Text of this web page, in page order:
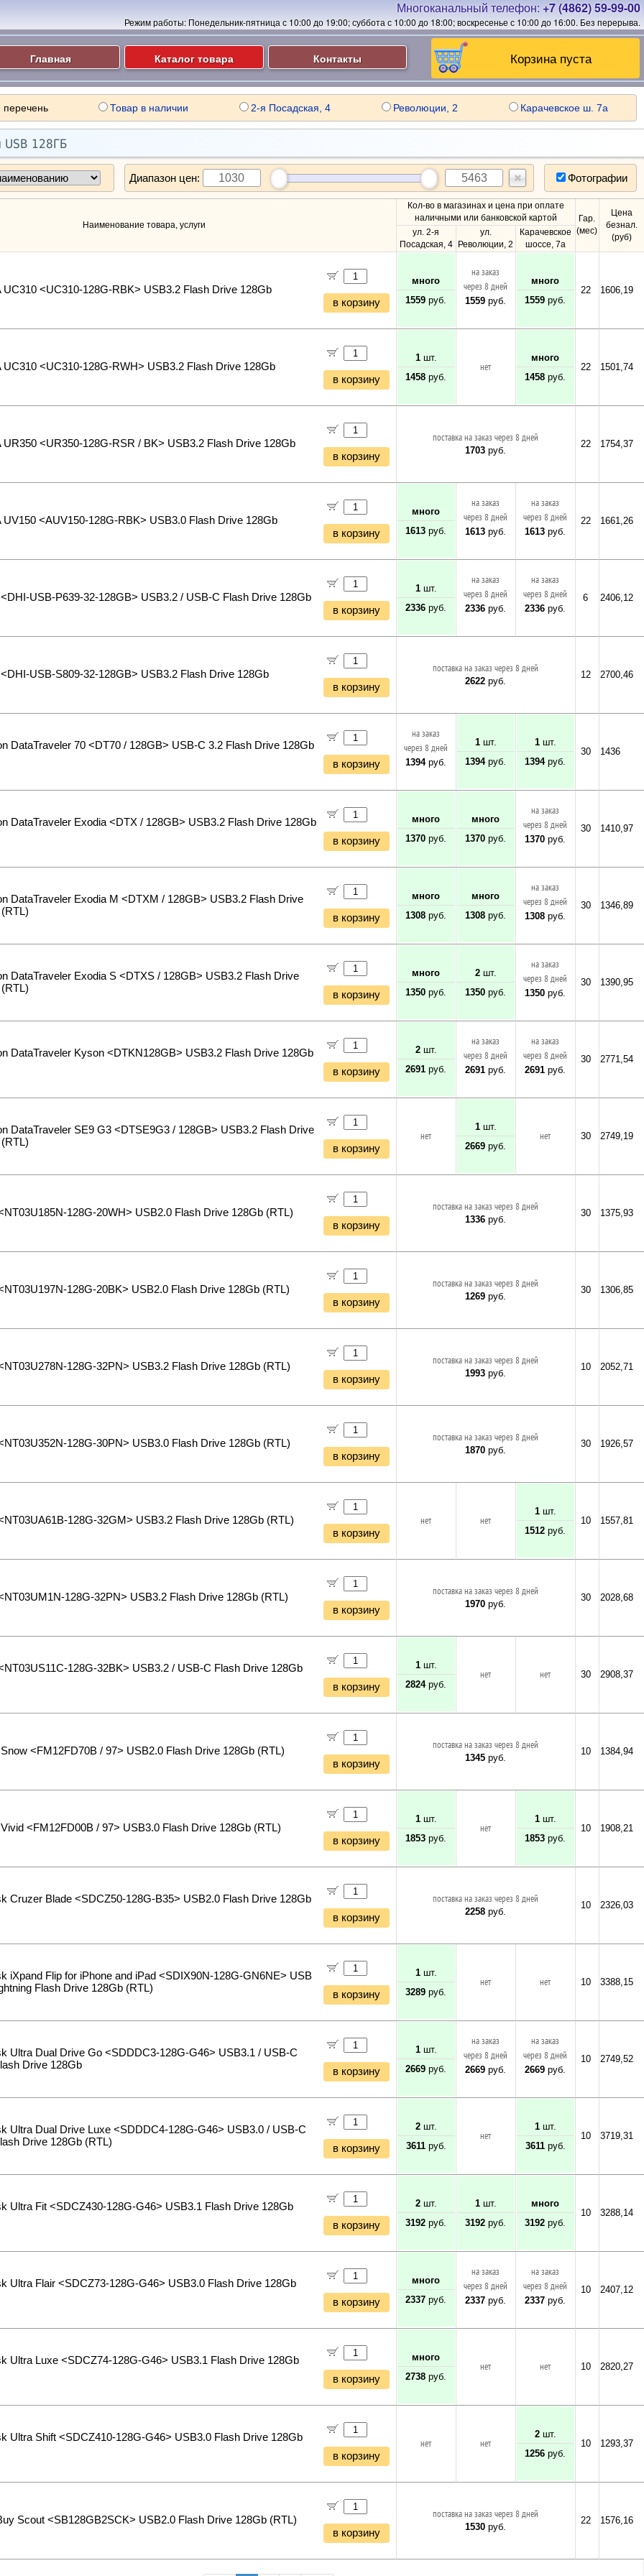
Многоканальный телефон: +7 (4862) 59-99-00
Режим работы: Понедельник-пятница с 10:00 до 19:00; суббота с 10:00 до 18:00; воскресенье с 10:00 до 16:00. Без перерыва.
Корзина пуста
Главная Каталог товара Контакты
Товар в наличии 2-я Посадская, 4 Революции, 2 Карачевское ш. 7а
128ГБ
Диапазон цен: Фотографии
Наименование товара, услуги
Кол-во в магазинах и цена при оплате
наличными или банковской картой
Гар.
(мес)
Цена
безнал.
(руб)
ул. 2-я
Посадская, 4
ул.
Революции, 2
Карачевское
шоссе, 7а
UC310 <UC310-128G-RBK> USB3.2 Flash Drive 128Gb
в корзину
много
1559 руб.
на заказ
через 8 дней
1559 руб.
много
1559 руб.
22 1606,19
UC310 <UC310-128G-RWH> USB3.2 Flash Drive 128Gb
в корзину
1шт.
1458 руб.
нет
много
1458 руб.
22 1501,74
UR350 <UR350-128G-RSR / BK> USB3.2 Flash Drive 128Gb
в корзину
поставка на заказ через 8 дней
1703 руб.
22 1754,37
UV150 <AUV150-128G-RBK> USB3.0 Flash Drive 128Gb
в корзину
много
1613 руб.
на заказ
через 8 дней
1613 руб.
на заказ
через 8 дней
1613 руб.
22 1661,26
<DHI-USB-P639-32-128GB> USB3.2 / USB-C Flash Drive 128Gb
в корзину
1шт.
2336 руб.
на заказ
через 8 дней
2336 руб.
на заказ
через 8 дней
2336 руб.
6 2406,12
<DHI-USB-S809-32-128GB> USB3.2 Flash Drive 128Gb
в корзину
поставка на заказ через 8 дней
2622 руб.
12 2700,46
DataTraveler 70 <DT70 / 128GB> USB-C 3.2 Flash Drive 128Gb
в корзину
на заказ
через 8 дней
1394руб.
1шт.
1394руб.
1шт.
1394руб.
30 1436
DataTraveler Exodia <DTX / 128GB> USB3.2 Flash Drive 128Gb
в корзину
много
1370 руб.
много
1370 руб.
на заказ
через 8 дней
1370 руб.
30 1410,97
DataTraveler Exodia M <DTXM / 128GB> USB3.2 Flash Drive
в корзину
много
1308 руб.
много
1308 руб.
на заказ
через 8 дней
1308 руб.
30 1346,89
DataTraveler Exodia S <DTXS / 128GB> USB3.2 Flash Drive
в корзину
много
1350 руб.
2шт.
1350 руб.
на заказ
через 8 дней
1350 руб.
30 1390,95
DataTraveler Kyson <DTKN128GB> USB3.2 Flash Drive 128Gb
в корзину
2шт.
2691 руб.
на заказ
через 8 дней
2691 руб.
на заказ
через 8 дней
2691 руб.
30 2771,54
DataTraveler SE9 G3 <DTSE9G3 / 128GB> USB3.2 Flash Drive
в корзину
нет
1шт.
2669 руб.
нет 30 2749,19
128G-20WH> USB2.0 Flash Drive 128Gb (RTL)
в корзину
поставка на заказ через 8 дней
1336 руб.
30 1375,93
128G-20BK> USB2.0 Flash Drive 128Gb (RTL)
в корзину
поставка на заказ через 8 дней
1269 руб.
30 1306,85
128G-32PN> USB3.2 Flash Drive 128Gb (RTL)
в корзину
поставка на заказ через 8 дней
1993 руб.
10 2052,71
128G-30PN> USB3.0 Flash Drive 128Gb (RTL)
в корзину
поставка на заказ через 8 дней
1870 руб.
30 1926,57
128G-32GM> USB3.2 Flash Drive 128Gb (RTL)
в корзину
нет нет
1шт.
1512 руб.
10 1557,81
128G-32PN> USB3.2 Flash Drive 128Gb (RTL)
в корзину
поставка на заказ через 8 дней
1970 руб.
30 2028,68
128G-32BK> USB3.2 / USB-C Flash Drive 128Gb
в корзину
1шт.
2824руб.
нет нет 30 2908,37
<FM12FD70B / 97> USB2.0 Flash Drive 128Gb (RTL)
в корзину
поставка на заказ через 8 дней
1345 руб.
10 1384,94
<FM12FD00B / 97> USB3.0 Flash Drive 128Gb (RTL)
в корзину
1шт.
1853 руб.
нет
1шт.
1853 руб.
10 1908,21
Cruzer Blade <SDCZ50-128G-B35> USB2.0 Flash Drive 128Gb
в корзину
поставка на заказ через 8 дней
2258 руб.
10 2326,03
iXpand Flip for iPhone and iPad <SDIX90N-128G-GN6NE> USB
Flash Drive 128Gb (RTL)
в корзину
1шт.
3289 руб.
нет нет 10 3388,15
Ultra Dual Drive Go <SDDDC3-128G-G46> USB3.1 / USB-C
Drive 128Gb
в корзину
1шт.
2669 руб.
на заказ
через 8 дней
2669 руб.
на заказ
через 8 дней
2669 руб.
10 2749,52
Ultra Dual Drive Luxe <SDDDC4-128G-G46> USB3.0 / USB-C
Drive 128Gb (RTL)
в корзину
2шт.
3611руб.
нет
1шт.
3611руб.
10 3719,31
Ultra Fit <SDCZ430-128G-G46> USB3.1 Flash Drive 128Gb
в корзину
2шт.
3192 руб.
1шт.
3192 руб.
много
3192 руб.
10 3288,14
Ultra Flair <SDCZ73-128G-G46> USB3.0 Flash Drive 128Gb
в корзину
много
2337 руб.
на заказ
через 8 дней
2337 руб.
на заказ
через 8 дней
2337 руб.
10 2407,12
Ultra Luxe <SDCZ74-128G-G46> USB3.1 Flash Drive 128Gb
в корзину
много
2738 руб.
нет нет 10 2820,27
Ultra Shift <SDCZ410-128G-G46> USB3.0 Flash Drive 128Gb
в корзину
нет нет
2шт.
1256 руб.
10 1293,37
Scout <SB128GB2SCK> USB2.0 Flash Drive 128Gb (RTL)
в корзину
поставка на заказ через 8 дней
1530 руб.
22 1576,16